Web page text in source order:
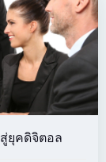
ยุคดิจิตอล